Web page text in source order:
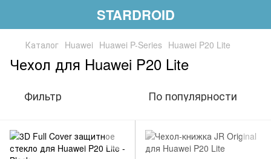
STARDROID
Каталог Huawei Huawei P-Series Huawei P20 Lite
Чехол для Huawei P20 Lite
Фильтр По популярности